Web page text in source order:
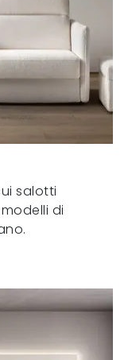
salotti
di